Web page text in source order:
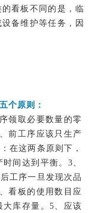
看板不同的是，临
备维护等任务，因
个原则：
领取必要数量的零
前工序应该只生产
在这两条原则下，
间达到平衡。3、
工序一旦发现次品
看板的使用数目应
库存量。5、应该